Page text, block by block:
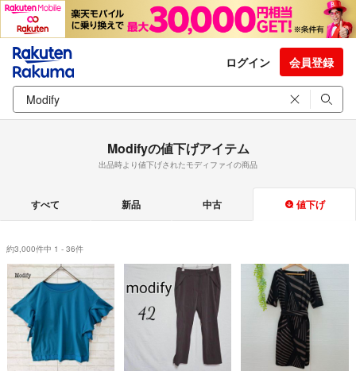
ログイン 会員登録
Modifyの値下げアイテム
出品時より値下げされたモディファイの商品
すべて 新品 中古 値下げ
約3,000件中 1 - 36件